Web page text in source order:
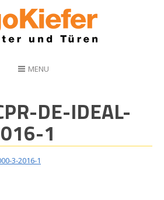
MENU
DE-IDEAL-
1
3-2016-1